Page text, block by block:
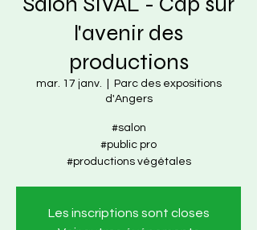
l'avenir des
productions
mar. 17 janv.
Parc des expositions
d'Angers
#salon
#public pro
#productions végétales
Les inscriptions sont closes